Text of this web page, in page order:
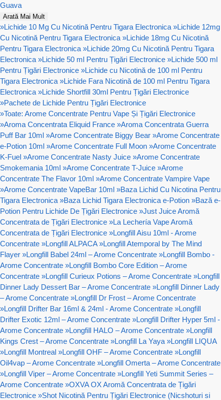
Guava
Arată Mai Mult
»Lichide 10 Mg Cu Nicotină Pentru Tigara Electronica »Lichide 12mg
Cu Nicotină Pentru Tigara Electronica »Lichide 18mg Cu Nicotină
Pentru Tigara Electronica »Lichide 20mg Cu Nicotină Pentru Tigara
Electronica »Lichide 50 ml Pentru Țigări Electronice »Lichide 500 ml
Pentru Țigări Electronice »Lichide cu Nicotină de 100 ml Pentru
Tigara Electronica »Lichide Fara Nicotină de 100 ml Pentru Tigara
Electronica »Lichide Shortfill 30ml Pentru Țigări Electronice
»Pachete de Lichide Pentru Țigări Electronice
»Toate: Arome Concentrate Pentru Vape Și Țigări Electronice
»Aroma Concentrata Eliquid France »Aroma Concentrata Guerra
Puff Bar 10ml »Arome Concentrate Biggy Bear »Arome Concentrate
e-Potion 10ml »Arome Concentrate Full Moon »Arome Concentrate
K-Fuel »Arome Concentrate Nasty Juice »Arome Concentrate
Smokemania 10ml »Arome Concentrate T-Juice »Arome
Concentrate The Flavor 10ml »Arome Concentrate Vampire Vape
»Arome Concentrate VapeBar 10ml »Baza Lichid Cu Nicotina Pentru
Tigara Electronica »Baza Lichid Tigara Electronica e-Potion »Bază e-
Potion Pentru Lichide De Țigări Electronice »Just Juice Aromă
Concentrata de Țigări Electronice »La Lechería Vape Aromă
Concentrata de Țigări Electronice »Longfill Aisu 10ml - Arome
Concentrate »Longfill ALPACA »Longfill Atemporal by The Mind
Flayer »Longfill Babel 24ml – Arome Concentrate »Longfill Bombo -
Arome Concentrate »Longfill Bombo Core Edition – Arome
Concentrate »Longfill Curieux Potions – Arome Concentrate »Longfill
Dinner Lady Dessert Bar – Arome Concentrate »Longfill Dinner Lady
– Arome Concentrate »Longfill Dr Frost – Arome Concentrate
»Longfill Drifter Bar 16ml & 24ml - Arome Concentrate »Longfill
Drifter Exotic 12ml – Arome Concentrate »Longfill Drifter Hyper 5ml -
Arome Concentrate »Longfill HALO – Arome Concentrate »Longfill
Kings Crest – Arome Concentrate »Longfill La Yaya »Longfill LIQUA
»Longfill Montreal »Longfill OHF – Arome Concentrate »Longfill
Oil4vap – Arome Concentrate »Longfill Omerta – Arome Concentrate
»Longfill Viper – Arome Concentrate »Longfill Yeti Summit Series –
Arome Concentrate »OXVA OX Aromă Concentrata de Țigări
Electronice »Shot Nicotină Pentru Țigări Electronice (Nicshoturi si